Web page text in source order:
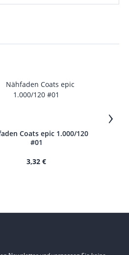
Coats epic 1.000/120
#01
3,32 €
›